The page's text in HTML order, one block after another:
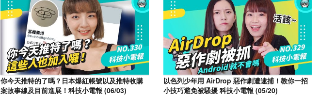
你今天推特的了嗎？日本爆紅帳號以及推特收購
案故事線及目前進展！科技小電報 (06/03)
以色列少年用 AirDrop 惡作劇遭逮捕！教你一招
小技巧避免被騷擾 科技小電報 (05/20)